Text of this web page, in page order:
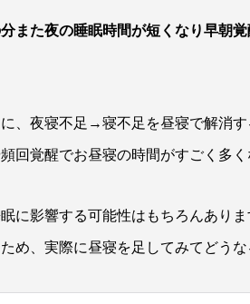
また夜の睡眠時間が短くなり早朝
、夜寝不足→寝不足を昼寝で解消
回覚醒でお昼寝の時間がすごく多
に影響する可能性はもちろんあり
め、実際に昼寝を足してみてどう